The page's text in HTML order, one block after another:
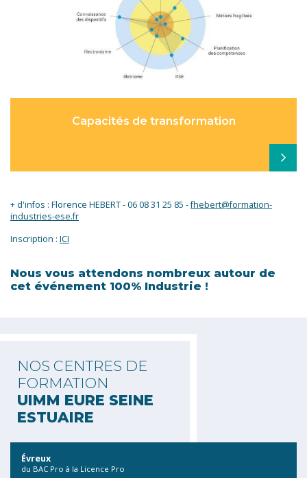
Capacités de transformation
+ d'infos : Florence HEBERT - 06 08 31 25 85 -fhebert@formation-
industries-ese.fr
Inscription : ICI
Nous vous attendons nombreux autour de
cet événement 100% Industrie !
NOS CENTRES DE
FORMATION
UIMM EURE SEINE
ESTUAIRE
Évreux
du BAC Pro à la Licence Pro